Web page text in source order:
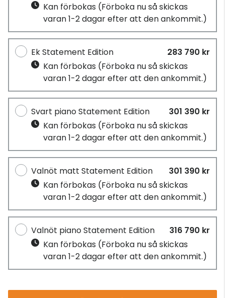
Kan förbokas (Förboka nu så skickas
varan 1-2 dagar efter att den ankommit.)
Ek Statement Edition
283 790 kr
Kan förbokas (Förboka nu så skickas
varan 1-2 dagar efter att den ankommit.)
Svart piano Statement Edition
301 390 kr
Kan förbokas (Förboka nu så skickas
varan 1-2 dagar efter att den ankommit.)
Valnöt matt Statement Edition
301 390 kr
Kan förbokas (Förboka nu så skickas
varan 1-2 dagar efter att den ankommit.)
Valnöt piano Statement Edition
316 790 kr
Kan förbokas (Förboka nu så skickas
varan 1-2 dagar efter att den ankommit.)